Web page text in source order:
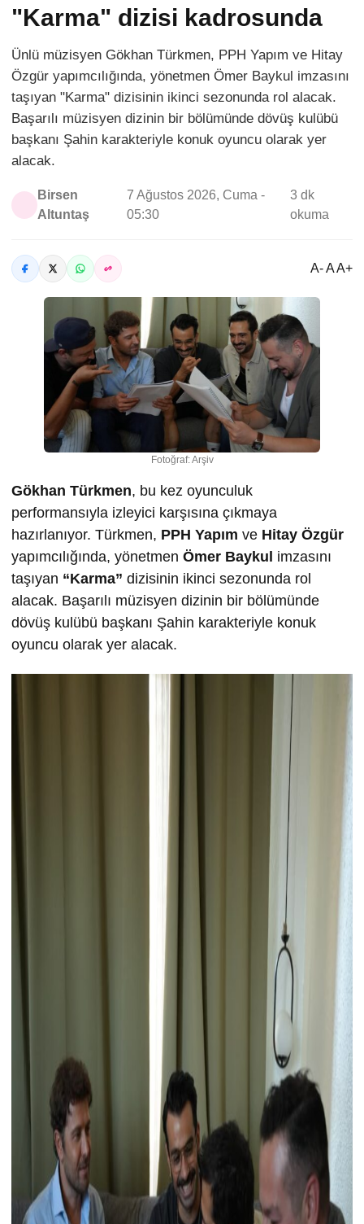
"Karma" dizisi kadrosunda
Ünlü müzisyen Gökhan Türkmen, PPH Yapım ve Hitay
Özgür yapımcılığında, yönetmen Ömer Baykul imzasını
taşıyan "Karma" dizisinin ikinci sezonunda rol alacak.
Başarılı müzisyen dizinin bir bölümünde dövüş kulübü
başkanı Şahin karakteriyle konuk oyuncu olarak yer
alacak.
Birsen
Altuntaş
7 Ağustos 2026, Cuma -
05:30
3 dk
okuma
A- A A+
Fotoğraf: Arşiv
Gökhan Türkmen, bu kez oyunculuk
performansıyla izleyici karşısına çıkmaya
hazırlanıyor. Türkmen, PPH Yapım ve Hitay Özgür
yapımcılığında, yönetmen Ömer Baykul imzasını
taşıyan “Karma” dizisinin ikinci sezonunda rol
alacak. Başarılı müzisyen dizinin bir bölümünde
dövüş kulübü başkanı Şahin karakteriyle konuk
oyuncu olarak yer alacak.